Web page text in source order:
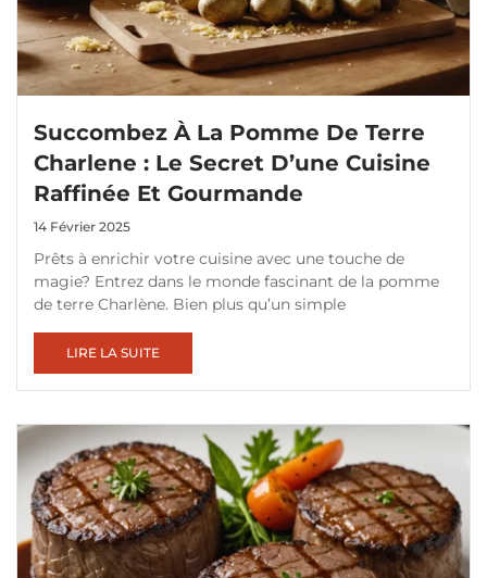
Succombez À La Pomme De Terre
Charlene : Le Secret D’une Cuisine
Raffinée Et Gourmande
14 Février 2025
Prêts à enrichir votre cuisine avec une touche de
magie? Entrez dans le monde fascinant de la pomme
de terre Charlène. Bien plus qu’un simple
LIRE LA SUITE